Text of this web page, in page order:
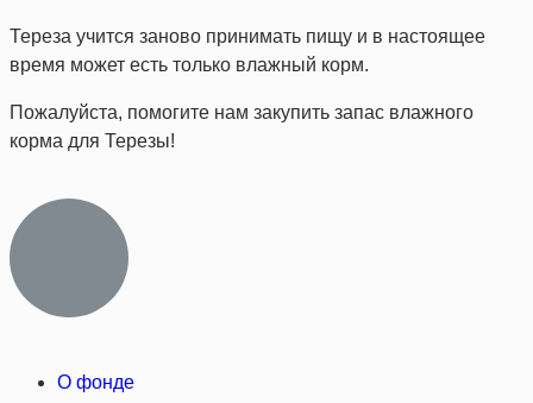
Тереза учится заново принимать пищу и в настоящее
время может есть только влажный корм.
Пожалуйста, помогите нам закупить запас влажного
корма для Терезы!
О фонде